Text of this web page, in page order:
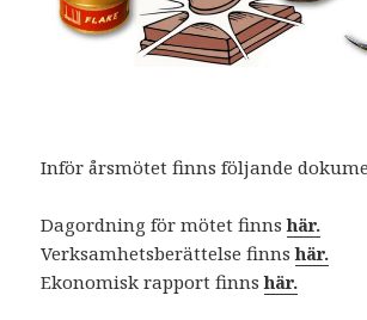
Inför årsmötet finns följande
Dagordning för mötet finnshär.
Verksamhetsberättelse finnshär.
Ekonomisk rapport finnshär.